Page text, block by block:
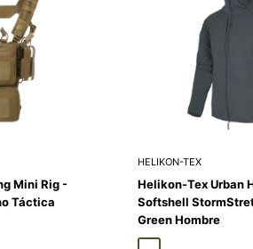
Mini Rig -
Táctica
HELIKON-TEX
Helikon-Tex Urban
Softshell
Green Hombre